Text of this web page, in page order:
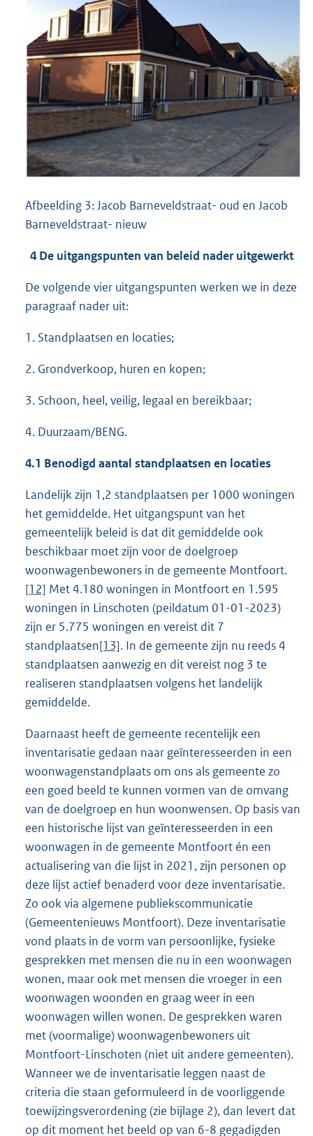
Afbeelding 3: Jacob Barneveldstraat- oud en Jacob
Barneveldstraat- nieuw
4 De uitgangspunten van beleid nader uitgewerkt
De volgende vier uitgangspunten werken we in deze
paragraaf nader uit:
1. Standplaatsen en locaties;
2. Grondverkoop, huren en kopen;
3. Schoon, heel, veilig, legaal en bereikbaar;
4. Duurzaam/BENG.
4.1 Benodigd aantal standplaatsen en locaties
Landelijk zijn 1,2 standplaatsen per 1000 woningen
het gemiddelde. Het uitgangspunt van het
gemeentelijk beleid is dat dit gemiddelde ook
beschikbaar moet zijn voor de doelgroep
woonwagenbewoners in de gemeente Montfoort.
[12] Met 4.180 woningen in Montfoort en 1.595
woningen in Linschoten (peildatum 01-01-2023)
zijn er 5.775 woningen en vereist dit 7
standplaatsen[13]. In de gemeente zijn nu reeds 4
standplaatsen aanwezig en dit vereist nog 3 te
realiseren standplaatsen volgens het landelijk
gemiddelde.
Daarnaast heeft de gemeente recentelijk een
inventarisatie gedaan naar geïnteresseerden in een
woonwagenstandplaats om ons als gemeente zo
een goed beeld te kunnen vormen van de omvang
van de doelgroep en hun woonwensen. Op basis van
een historische lijst van geïnteresseerden in een
woonwagen in de gemeente Montfoort én een
actualisering van die lijst in 2021, zijn personen op
deze lijst actief benaderd voor deze inventarisatie.
Zo ook via algemene publiekscommunicatie
(Gemeentenieuws Montfoort). Deze inventarisatie
vond plaats in de vorm van persoonlijke, fysieke
gesprekken met mensen die nu in een woonwagen
wonen, maar ook met mensen die vroeger in een
woonwagen woonden en graag weer in een
woonwagen willen wonen. De gesprekken waren
met (voormalige) woonwagenbewoners uit
Montfoort-Linschoten (niet uit andere gemeenten).
Wanneer we de inventarisatie leggen naast de
criteria die staan geformuleerd in de voorliggende
toewijzingsverordening (zie bijlage 2), dan levert dat
op dit moment het beeld op van 6-8 gegadigden